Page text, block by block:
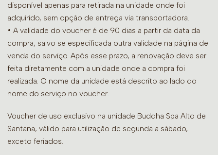
disponível apenas para retirada na unidade onde foi
adquirido, sem opção de entrega via transportadora.
• A validade do voucher é de 90 dias a partir da data da
compra, salvo se especificada outra validade na página de
venda do serviço. Após esse prazo, a renovação deve ser
feita diretamente com a unidade onde a compra foi
realizada. O nome da unidade está descrito ao lado do
nome do serviço no voucher.
Voucher de uso exclusivo na unidade Buddha Spa Alto de
Santana, válido para utilização de segunda a sábado,
exceto feriados.